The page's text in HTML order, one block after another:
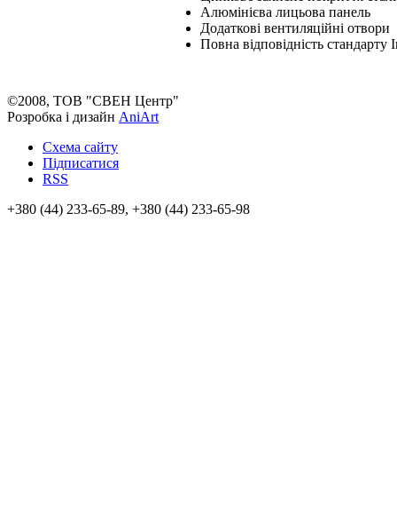
Алюмінієва лицьова панель
Додаткові вентиляційні отвори
Повна відповідність
©2008, ТОВ "СВЕН Центр"
Розробка і дизайн AniArt
Схема сайту
Підписатися
RSS
+380 (44) 233-65-89, +380 (44) 233-65-98